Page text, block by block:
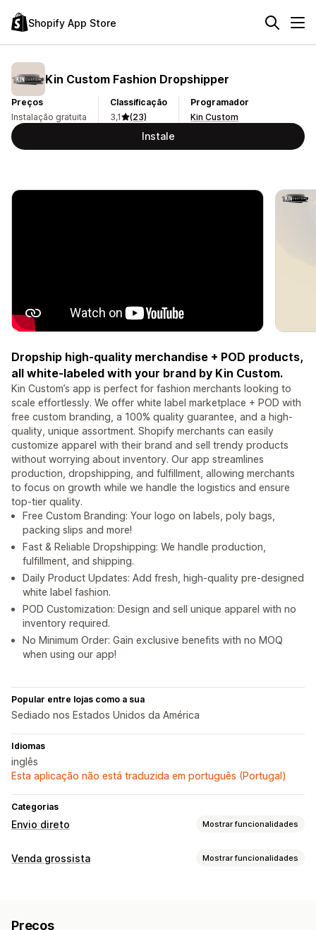
Shopify App Store
Kin Custom Fashion Dropshipper
Preços
Instalação gratuita
Classificação
3,1
(23)
Programador
Kin Custom
Instale
Dropship high-quality merchandise + POD products,
all white-labeled with your brand by Kin Custom.
Kin Custom’s app is perfect for fashion merchants looking to
scale effortlessly. We offer white label marketplace + POD with
free custom branding, a 100% quality guarantee, and a high-
quality, unique assortment. Shopify merchants can easily
customize apparel with their brand and sell trendy products
without worrying about inventory. Our app streamlines
production, dropshipping, and fulfillment, allowing merchants
to focus on growth while we handle the logistics and ensure
top-tier quality.
Free Custom Branding: Your logo on labels, poly bags,
packing slips and more!
Fast & Reliable Dropshipping: We handle production,
fulfillment, and shipping.
Daily Product Updates: Add fresh, high-quality pre-designed
white label fashion.
POD Customization: Design and sell unique apparel with no
inventory required.
No Minimum Order: Gain exclusive benefits with no MOQ
when using our app!
Popular entre lojas como a sua
Sediado nos Estados Unidos da América
Idiomas
inglês
Esta aplicação não está traduzida em português (Portugal)
Categorias
Envio direto Mostrar funcionalidades
Produtos que pode vender
China Estados Unidos
Venda grossista Mostrar funcionalidades
Preços